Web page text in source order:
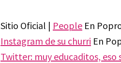
Sitio Oficial | People En
Instagram de su churri En
Twitter: muy educaditos, eso